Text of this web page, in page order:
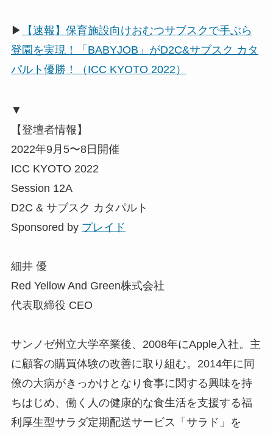
▶
【速報】保育施設向けおむつサブスクで手ぶら
登園を実現！「BABYJOB」がD2C&サブスク カタ
パルト優勝！（ICC KYOTO 2022）
▼
【登壇者情報】
2022年9月5〜8日開催
ICC KYOTO 2022
Session 12A
D2C & サブスク カタパルト
Sponsored by プレイド
細井 優
Red Yellow And Green株式会社
代表取締役 CEO
サンノゼ州立大学卒業後、2008年にApple入社。主
に顧客の購買体験の改善に取り組む。2014年に同
僚の大病がきっかけとなり食事に関する興味を持
ちはじめ、働く人の健康的な食生活を支援する福
利厚生型サラダ定期配送サービス「サラド」を